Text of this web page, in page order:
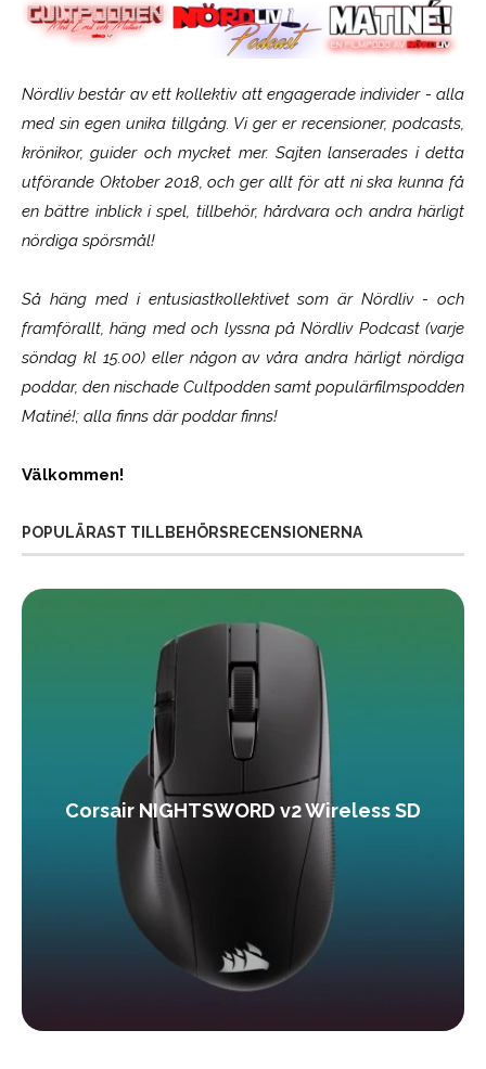
Nördliv består av ett kollektiv att engagerade individer - alla
med sin egen unika tillgång. Vi ger er recensioner, podcasts,
krönikor, guider och mycket mer. Sajten lanserades i detta
utförande Oktober 2018, och ger allt för att ni ska kunna få
en bättre inblick i spel, tillbehör, hårdvara och andra härligt
nördiga spörsmål!
Så häng med i entusiastkollektivet som ärNördliv- och
framförallt, häng med och lyssna på Nördliv Podcast (varje
söndag kl 15.00) eller någon av våra andra härligt nördiga
poddar, den nischade Cultpodden samt populärfilmspodden
Matiné!; alla finns där poddar finns!
Välkommen!
POPULÄRAST TILLBEHÖRSRECENSIONERNA
Corsair NIGHTSWORD v2 Wireless SD